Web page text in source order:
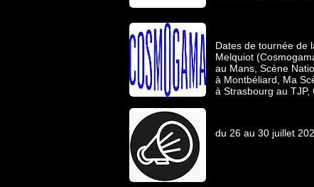
Dates de tournée de
Melquiot
au Mans, Scène
à Montbéliard, Ma
à Strasbourg au
du 26 au 30 juillet